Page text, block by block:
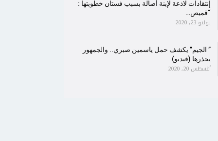
إنتقادات لاذعة لإبنة أصالة بسبب فستان خطوبتها :
“قميص…
يوليو 23, 2020
” الجيم” يكشف حمل ياسمين صبري.. والجمهور
يحذرها (فيديو)
أغسطس 20, 2020